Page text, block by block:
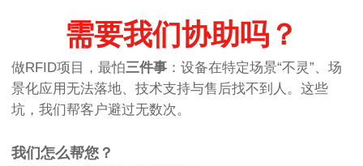
需要我们协助吗？
做RFID项目，最怕三件事 ：设备在特定场景“不灵”、场
景化应用无法落地、技术支持与售后找不到人。这些
坑，我们帮客户避过无数次。
我们怎么帮您？